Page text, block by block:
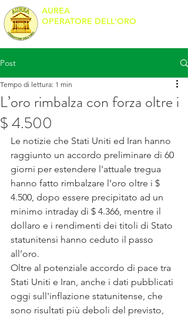
AUREA
OPERATORE DELL'ORO
Post
L’oro rimbalza con forza oltre i
$ 4.500
Tempo di lettura: 1 min
Le notizie che Stati Uniti ed Iran hanno
raggiunto un accordo preliminare di 60
giorni per estendere l'attuale tregua
hanno fatto rimbalzare l’oro oltre i $
4.500, dopo essere precipitato ad un
minimo intraday di $ 4.366, mentre il
dollaro e i rendimenti dei titoli di Stato
statunitensi hanno ceduto il passo
all’oro.
Oltre al potenziale accordo di pace tra
Stati Uniti e Iran, anche i dati pubblicati
oggi sull'inflazione statunitense, che
sono risultati più deboli del previsto,